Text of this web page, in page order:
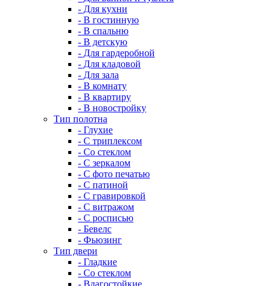
- Для кухни
- В гостинную
- В спальню
- В детскую
- Для гардеробной
- Для кладовой
- Для зала
- В комнату
- В квартиру
- В новостройку
Тип полотна
- Глухие
- С триплексом
- Со стеклом
- С зеркалом
- С фото печатью
- С патиной
- С гравировкой
- С витражом
- С росписью
- Бевелс
- Фьюзинг
Тип двери
- Гладкие
- Со стеклом
- Влагостойкие